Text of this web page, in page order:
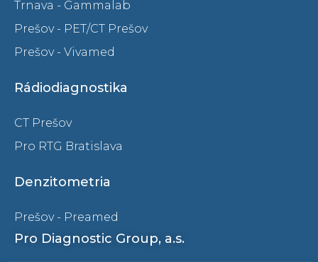
Trnava - Gammalab
Prešov - PET/CT Prešov
Prešov - Vivamed
Rádiodiagnostika
CT Prešov
Pro RTG Bratislava
Denzitometria
Prešov - Preamed
Pro Diagnostic Group, a.s.